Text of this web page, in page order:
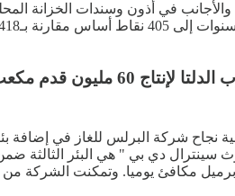
قدم مكعب غاز يوميا